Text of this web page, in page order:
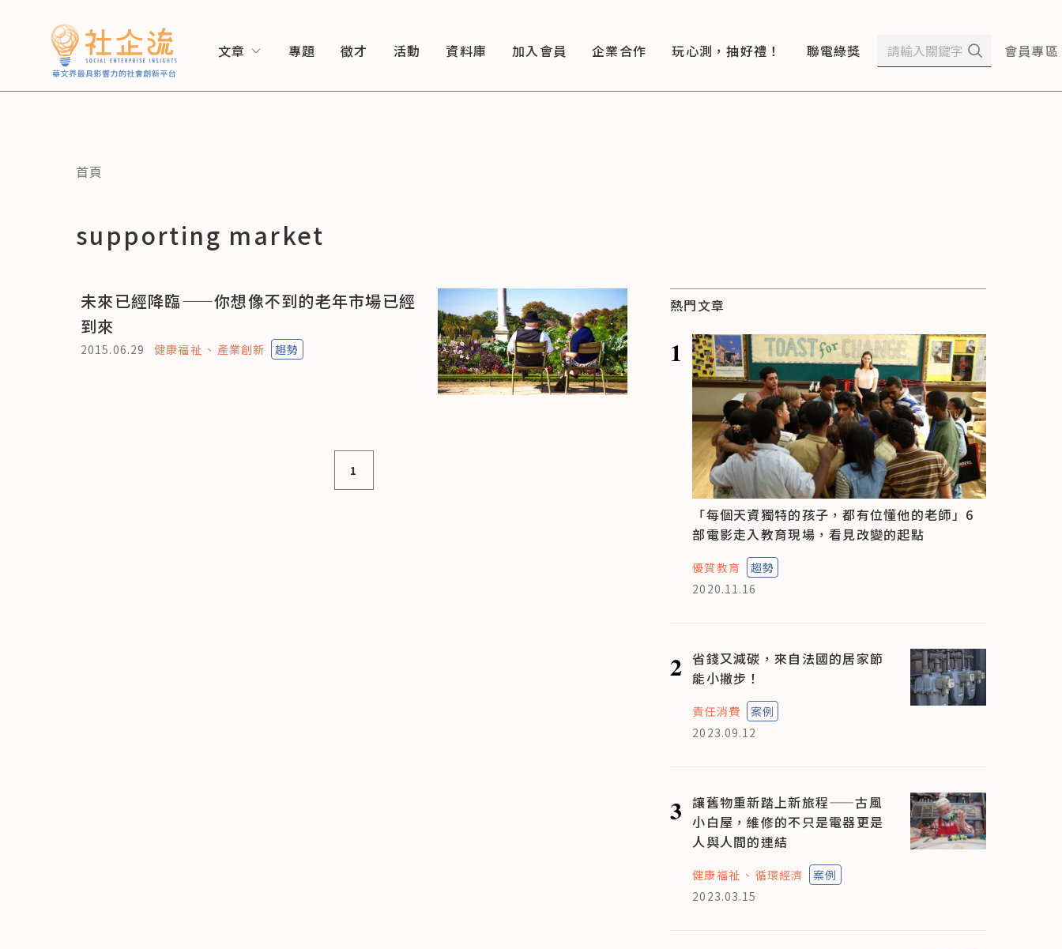
文章 專題 徵才 活動 資料庫 加入會員 企業合作 玩心測，抽好禮！ 聯電綠獎 會員專區
首頁
supporting market
未來已經降臨——你想像不到的老年市場已經
到來
2015.06.29 健康福祉 產業創新 趨勢
1
熱門文章
1
「每個天資獨特的孩子，都有位懂他的老師」6
部電影走入教育現場，看見改變的起點
優質教育
趨勢
2020.11.16
2 省錢又減碳，來自法國的居家節
能小撇步！
責任消費
案例
2023.09.12
3
讓舊物重新踏上新旅程——古風
小白屋，維修的不只是電器更是
人與人間的連結
健康福祉 循環經濟
案例
2023.03.15